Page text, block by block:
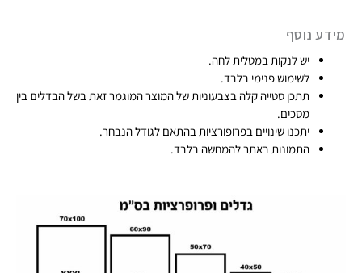
מידע נוסף
יש לנקות במטלית לחה.
לשימוש פנימי בלבד.
תתכן סטייה קלה בצבעוניות של המוצר המוגמר זאת בשל הבדלים בין
מסכים.
יתכנו שינויים בפרופורציות בהתאם לגודל הנבחר.
התמונות באתר להמחשה בלבד.